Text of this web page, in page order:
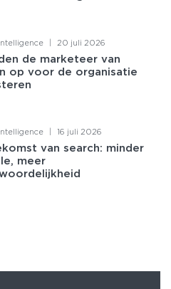
20 juli 2026
de marketeer van
op voor de organisatie
16 juli 2026
van search: minder
meer